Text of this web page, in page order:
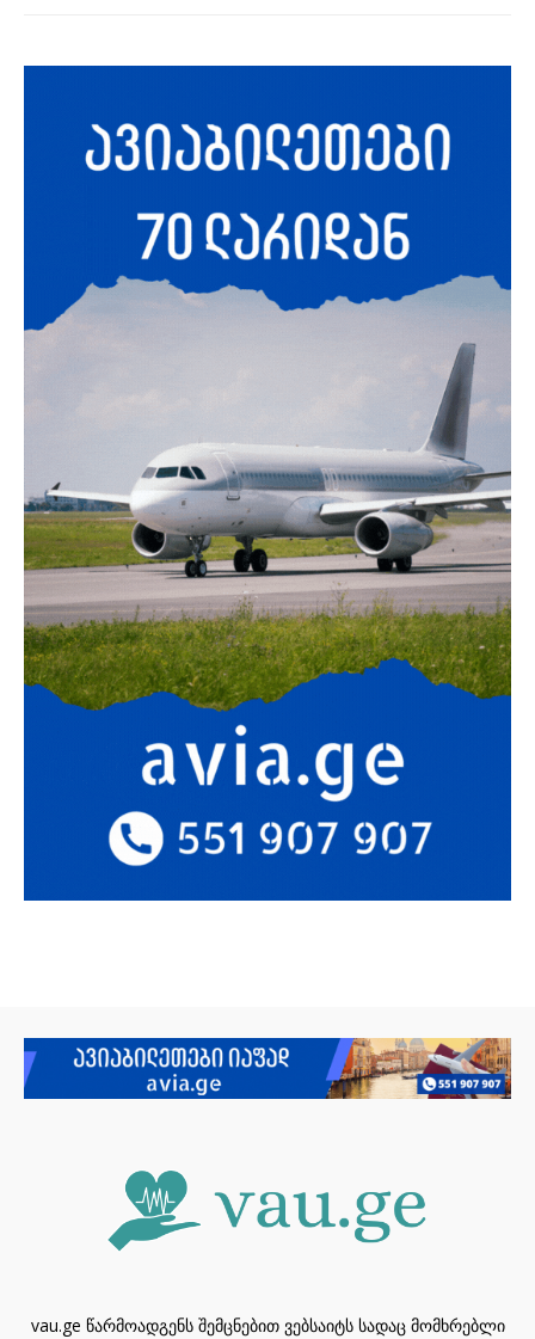
vau.ge წარმოადგენს შემცნებით ვებსაიტს სადაც მომხრებლი